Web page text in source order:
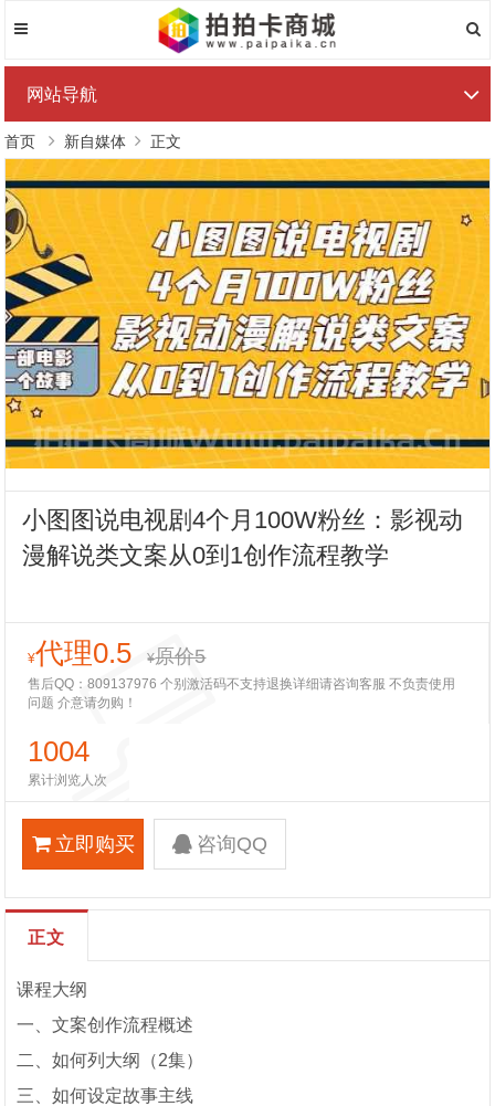
网站导航
首页 新自媒体 正文
小图图说电视剧4个月100W粉丝：影视动
漫解说类文案从0到1创作流程教学
¥代理0.5 ¥原价5
售后QQ：809137976 个别激活码不支持退换详细请咨询客服 不负责使用
问题 介意请勿购！
1004
累计浏览人次
立即购买 咨询QQ
正文
课程大纲
一、文案创作流程概述
二、如何列大纲（2集）
三、如何设定故事主线